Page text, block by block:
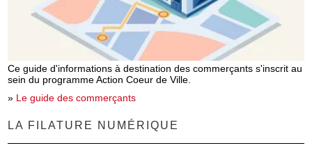
Ce guide d'informations à destination des commerçants s'inscrit au
sein du programme Action Coeur de Ville.
» Le guide des commerçants
LA FILATURE NUMÉRIQUE